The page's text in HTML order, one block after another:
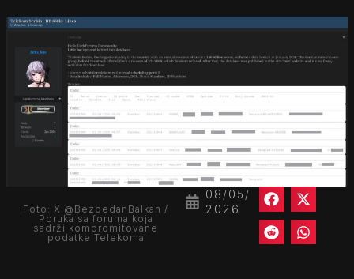
08/05/
2026
Foto: X @BezbedanBalkan /
Poruka sa foruma koja
sadrži kompromitovane
podatke Telekoma